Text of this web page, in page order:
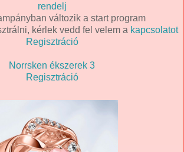
rendelj
változik a start program
kérlek vedd fel velem a kapcsolatot
Regisztráció
Norrsken ékszerek 3
Regisztráció